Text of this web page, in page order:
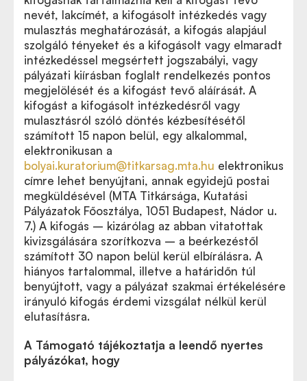
nevét, lakcímét, a kifogásolt intézkedés vagy
mulasztás meghatározását, a kifogás alapjául
szolgáló tényeket és a kifogásolt vagy elmaradt
intézkedéssel megsértett jogszabályi, vagy
pályázati kiírásban foglalt rendelkezés pontos
megjelölését és a kifogást tevő aláírását. A
kifogást a kifogásolt intézkedésről vagy
mulasztásról szóló döntés kézbesítésétől
számított 15 napon belül, egy alkalommal,
elektronikusan a
bolyai.kuratorium@titkarsag.mta.hu elektronikus
címre lehet benyújtani, annak egyidejű postai
megküldésével (MTA Titkársága, Kutatási
Pályázatok Főosztálya, 1051 Budapest, Nádor u.
7.) A kifogás – kizárólag az abban vitatottak
kivizsgálására szorítkozva – a beérkezéstől
számított 30 napon belül kerül elbírálásra. A
hiányos tartalommal, illetve a határidőn túl
benyújtott, vagy a pályázat szakmai értékelésére
irányuló kifogás érdemi vizsgálat nélkül kerül
elutasításra.
A Támogató tájékoztatja a leendő nyertes
pályázókat, hogy